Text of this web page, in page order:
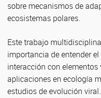
sobre mecanismos de
ecosistemas polares.
Este trabajo
importancia de entender
interacción con
aplicaciones en ecología
estudios de evolución viral.